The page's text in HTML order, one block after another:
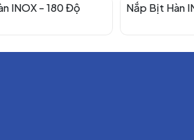
INOX - 180 Độ Nắp Bịt Hàn